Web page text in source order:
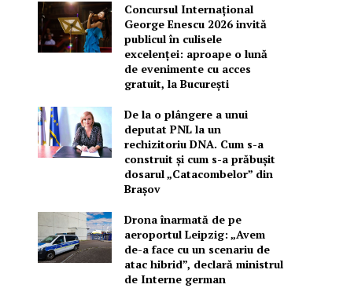
Concursul Internațional
George Enescu 2026 invită
publicul în culisele
excelenței: aproape o lună
de evenimente cu acces
gratuit, la București
De la o plângere a unui
deputat PNL la un
rechizitoriu DNA. Cum s-a
construit și cum s-a prăbușit
dosarul „Catacombelor” din
Brașov
Drona înarmată de pe
aeroportul Leipzig: „Avem
de-a face cu un scenariu de
atac hibrid”, declară ministrul
de Interne german